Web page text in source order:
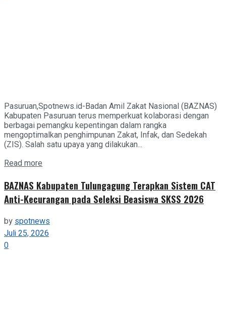
Pasuruan,Spotnews.id-Badan Amil Zakat Nasional (BAZNAS)
Kabupaten Pasuruan terus memperkuat kolaborasi dengan
berbagai pemangku kepentingan dalam rangka
mengoptimalkan penghimpunan Zakat, Infak, dan Sedekah
(ZIS). Salah satu upaya yang dilakukan...
Read more
BAZNAS Kabupaten Tulungagung Terapkan Sistem CAT
Anti-Kecurangan pada Seleksi Beasiswa SKSS 2026
byspotnews
Juli 25, 2026
0